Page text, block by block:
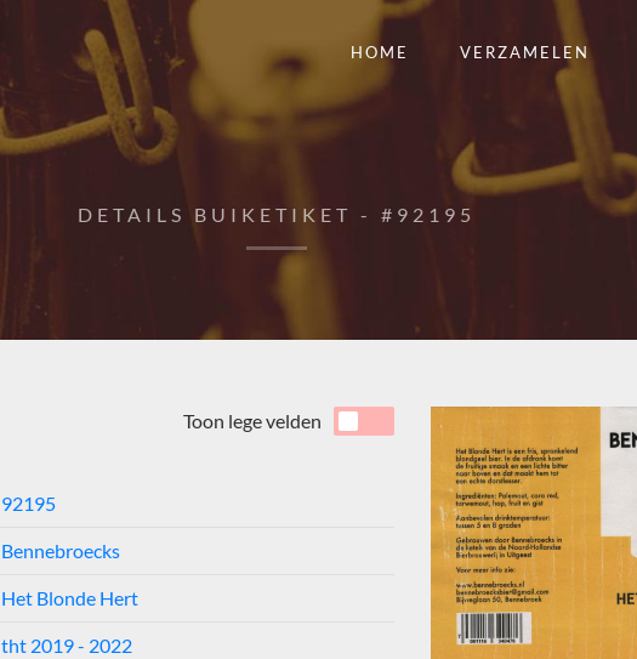
HOME VERZAMELEN
DETAILS BUIKETIKET - #92195
Toon lege velden
92195
Bennebroecks
Het Blonde Hert
tht 2019 - 2022